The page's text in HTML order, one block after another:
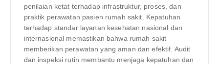
penilaian ketat terhadap infrastruktur, proses, dan
praktik perawatan pasien rumah sakit. Kepatuhan
terhadap standar layanan kesehatan nasional dan
internasional memastikan bahwa rumah sakit
memberikan perawatan yang aman dan efektif. Audit
dan inspeksi rutin membantu menjaga kepatuhan dan